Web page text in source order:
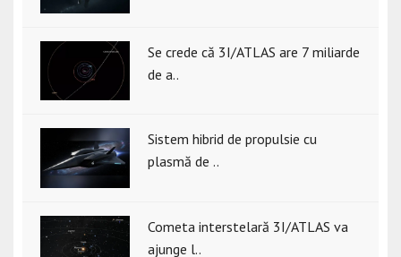
Se crede că 3I/ATLAS are 7 miliarde
de a..
Sistem hibrid de propulsie cu
plasmă de ..
Cometa interstelară 3I/ATLAS va
ajunge l..